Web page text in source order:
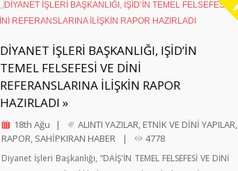
DİYANET İŞLERİ BAŞKANLIĞI, IŞİD’İN
TEMEL FELSEFESİ VE DİNİ
REFERANSLARINA İLİŞKİN RAPOR
HAZIRLADI »
18th Ağu | ALINTI YAZILAR, ETNİK VE DİNİ YAPILAR,
RAPOR, SAHİPKIRAN HABER | 4778
Diyanet İşleri Başkanlığı, “DAİŞ’İN TEMEL FELSEFESİ VE DİNİ